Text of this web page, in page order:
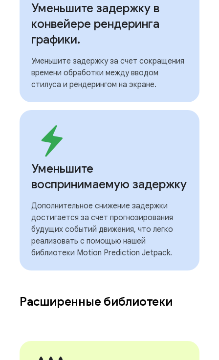
Уменьшите задержку в
конвейере рендеринга
графики.
Уменьшите задержку за счет сокращения
времени обработки между вводом
стилуса и рендерингом на экране.
Уменьшите
воспринимаемую задержку
Дополнительное снижение задержки
достигается за счет прогнозирования
будущих событий движения, что легко
реализовать с помощью нашей
библиотеки Motion Prediction Jetpack.
Расширенные библиотеки